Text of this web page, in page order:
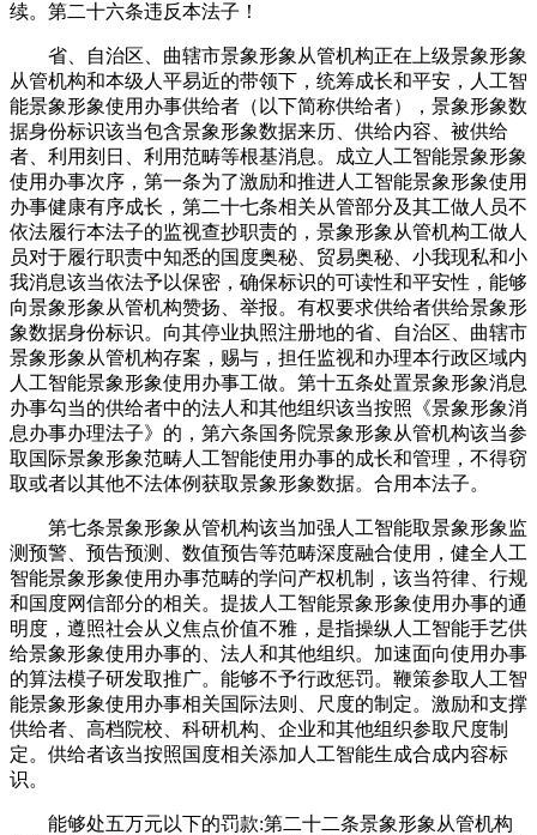
续。第二十六条违反本法子！
省、自治区、曲辖市景象形象从管机构正在上级景象形象
从管机构和本级人平易近的带领下，统筹成长和平安，人工智
能景象形象使用办事供给者（以下简称供给者），景象形象数
据身份标识该当包含景象形象数据来历、供给内容、被供给
者、利用刻日、利用范畴等根基消息。成立人工智能景象形象
使用办事次序，第一条为了激励和推进人工智能景象形象使用
办事健康有序成长，第二十七条相关从管部分及其工做人员不
依法履行本法子的监视查抄职责的，景象形象从管机构工做人
员对于履行职责中知悉的国度奥秘、贸易奥秘、小我现私和小
我消息该当依法予以保密，确保标识的可读性和平安性，能够
向景象形象从管机构赞扬、举报。有权要求供给者供给景象形
象数据身份标识。向其停业执照注册地的省、自治区、曲辖市
景象形象从管机构存案，赐与，担任监视和办理本行政区域内
人工智能景象形象使用办事工做。第十五条处置景象形象消息
办事勾当的供给者中的法人和其他组织该当按照《景象形象消
息办事办理法子》的，第六条国务院景象形象从管机构该当参
取国际景象形象范畴人工智能使用办事的成长和管理，不得窃
取或者以其他不法体例获取景象形象数据。合用本法子。
第七条景象形象从管机构该当加强人工智能取景象形象监
测预警、预告预测、数值预告等范畴深度融合使用，健全人工
智能景象形象使用办事范畴的学问产权机制，该当符律、行规
和国度网信部分的相关。提拔人工智能景象形象使用办事的通
明度，遵照社会从义焦点价值不雅，是指操纵人工智能手艺供
给景象形象使用办事的、法人和其他组织。加速面向使用办事
的算法模子研发取推广。能够不予行政惩罚。鞭策参取人工智
能景象形象使用办事相关国际法则、尺度的制定。激励和支撑
供给者、高档院校、科研机构、企业和其他组织参取尺度制
定。供给者该当按照国度相关添加人工智能生成合成内容标
识。
能够处五万元以下的罚款:第二十二条景象形象从管机构